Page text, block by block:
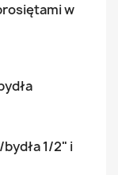
w
1/2" i